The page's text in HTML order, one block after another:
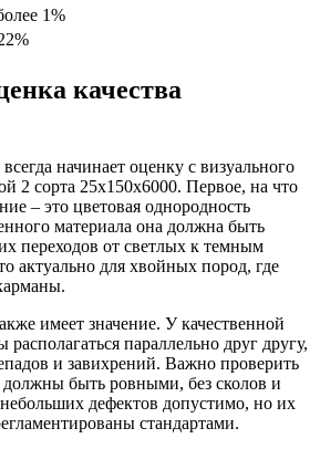
1%
качества
начинает оценку с визуального
2 сорта 25х150х6000. Первое, на что
– это цветовая однородность
материала она должна быть
переходов от светлых к темным
актуально для хвойных пород, где
имеет значение. У качественной
параллельно друг другу,
и завихрений. Важно проверить
быть ровными, без сколов и
дефектов допустимо, но их
стандартами.